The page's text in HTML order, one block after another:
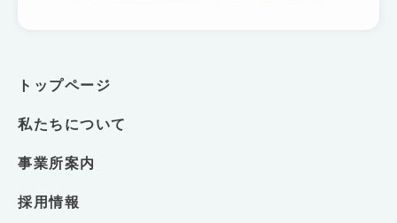
トップページ
私たちについて
事業所案内
採用情報